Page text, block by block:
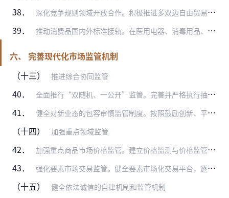
38． 深化竞争规则领域开放合作。积极推进多双边自由贸易协定竞争政策等议题谈判，加强竞争领域多双边合作交流，不断深化改革，提升合作水平。促进内外贸法律法规、监管体制、经…
39． 推动消费品国内外标准接轨。在医用电器、消毒用品、智能照明电器、家用电器、学生用品、婴幼儿配方食品等领域制定修订一批国家标准及其检测方法，加大国际标准采用力度。实…
六、 完善现代化市场监管机制
（十三）
推进综合协同监管
40． 全面推行“双随机、一公开”监管。完善并严格执行抽查事项清单，建立健全行业监管部门与综合监管部门协调配合机制，推进部门联合“双随机、一公开”监管常态化。加强政府部…
41． 健全对新业态的包容审慎监管制度。按照鼓励创新、平等保护原则，对新技术、新产业、新业态、新模式等实行包容审慎监管，分类实行相应的监管规则和标准，加强和规范事中事后…
（十四） 加强重点领域监管
42． 加强重点商品市场价格监管。建立价格监测与价格监管联动机制，建立健全价格监管规则，加强对重要民生商品和资源性产品价格监测。整合部门和市场机构对重点市场的调查监测资…
43． 强化要素市场交易监管。健全要素市场化交易平台，逐步推进全流程电子化交易，规范各类交易平台规则，完善要素交易信息披露制度。尽快制定技术市场交易管理制度，制定数据交…
（十五） 健全依法诚信的自律机制和监管机制